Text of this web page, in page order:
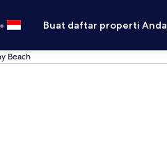
• Buat daftar properti Anda
Beach